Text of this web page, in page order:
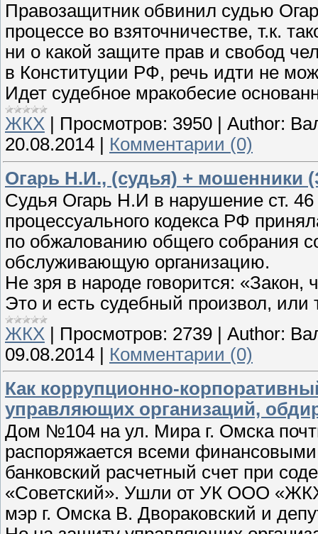
Правозащитник обвинил судью
процессе во взяточничестве, т.к.
ни о какой защите прав и свобод
в Конституции РФ, речь идти не
Идет судебное мракобесие
ЖКХ
Просмотров: 3950 Author:
20.08.2014
Комментарии (0)
Огарь Н.И., (судья) + мошенники
Судья Огарь Н.И в нарушение ст.
процессуального кодекса РФ
по обжалованию общего собрания
обслуживающую организацию.
Не зря в народе говорится:
Это и есть судебный произвол, или
ЖКХ
Просмотров: 2739 Author:
09.08.2014
Комментарии (0)
Как коррупционно-
управляющих организаций,
Дом №104 на ул. Мира г. Омска
распоряжается всеми
банковский расчетный счет при
«Советский». Ушли от УК ООО
мэр г. Омска В. Двораковский и